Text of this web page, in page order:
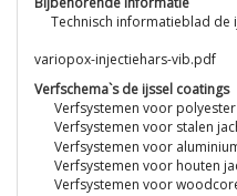
Technisch informatieblad de
variopox-injectiehars-vib.pdf
Verfschema`s de ijssel coatings
Verfsystemen voor
Verfsystemen voor stalen
Verfsystemen voor
Verfsystemen voor houten
Verfsystemen voor